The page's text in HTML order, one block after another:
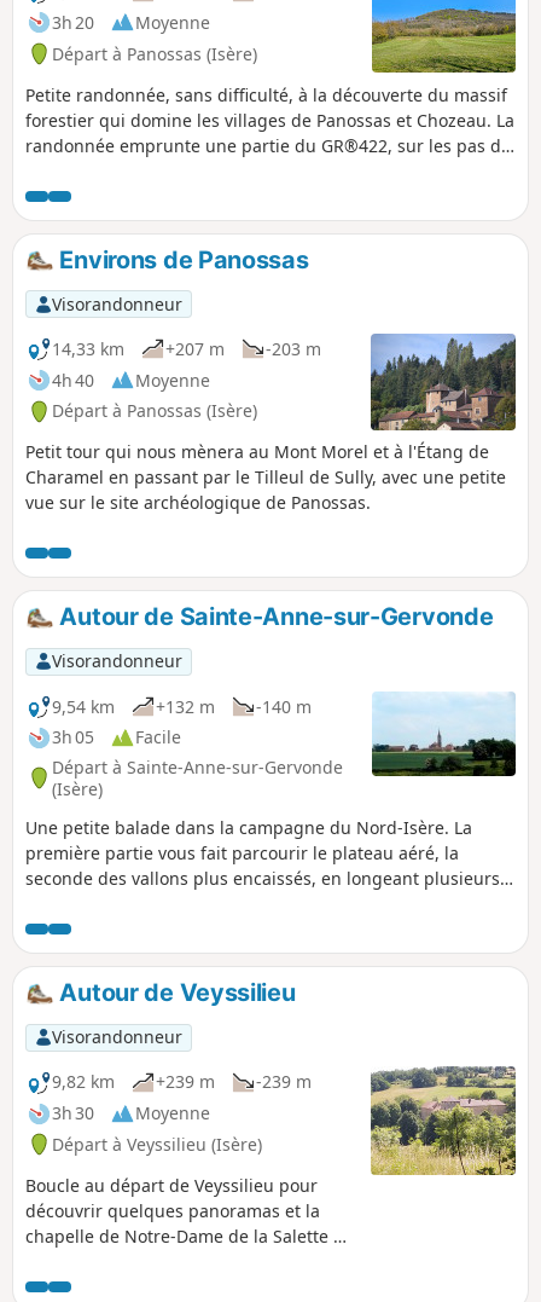
3h 20
Moyenne
Départ à Panossas (Isère)
Petite randonnée, sans difficulté, à la découverte du massif
forestier qui domine les villages de Panossas et Chozeau. La
randonnée emprunte une partie du GR®422, sur les pas de
du Château de Poizieu dont la tour, couverte de
mâchicoulis, domine le paysage.
Environs de Panossas
Visorandonneur
14,33 km
+207 m
-203 m
4h 40
Moyenne
Départ à Panossas (Isère)
Petit tour qui nous mènera au Mont Morel et à l'Étang de
Charamel en passant par le Tilleul de Sully, avec une petite
vue sur le site archéologique de Panossas.
Autour de Sainte-Anne-sur-Gervonde
Visorandonneur
9,54 km
+132 m
-140 m
3h 05
Facile
Départ à Sainte-Anne-sur-Gervonde
(Isère)
Une petite balade dans la campagne du Nord-Isère. La
première partie vous fait parcourir le plateau aéré, la
seconde des vallons plus encaissés, en longeant plusieurs
Autour de Veyssilieu
Visorandonneur
9,82 km
+239 m
-239 m
3h 30
Moyenne
Départ à Veyssilieu (Isère)
Boucle au départ de Veyssilieu pour
découvrir quelques panoramas et la
chapelle de Notre-Dame de la Salette au
Remarque : cette boucle emprunte les